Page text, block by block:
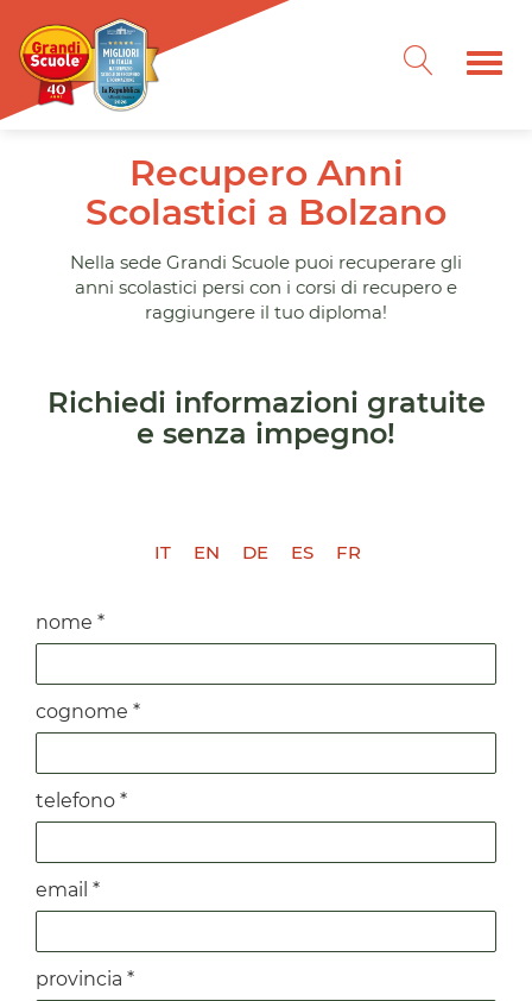
Recupero Anni
Scolastici a Bolzano
Nella sede Grandi Scuole puoi recuperare gli
anni scolastici persi con i corsi di recupero e
raggiungere il tuo diploma!
Richiedi informazioni gratuite
e senza impegno!
IT EN DE ES FR
nome *
cognome *
telefono *
email *
provincia *